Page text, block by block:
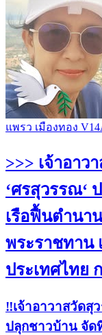
แพรว เมืองทอง
>>> เจ้าอาว
‘ศรสุวรรณ‘
เรือฟื้นตำนา
พระราชทาน
ประเทศไทย
‼️เจ้าอาวาสวัดสุ
ปลุกชาวบ้าน จัด